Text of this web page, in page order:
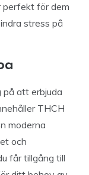
perfekt för dem
stress på
på att erbjuda
THCH
moderna
och
får tillgång till